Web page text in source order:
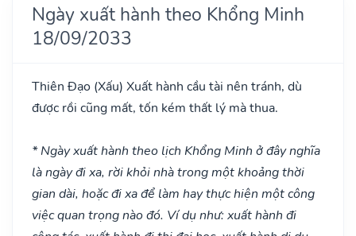
Ngày xuất hành theo Khổng Minh
18/09/2033
Thiên Đạo (Xấu) Xuất hành cầu tài nên tránh, dù
được rồi cũng mất, tốn kém thất lý mà thua.
* Ngày xuất hành theo lịch Khổng Minh ở đây nghĩa
là ngày đi xa, rời khỏi nhà trong một khoảng thời
gian dài, hoặc đi xa để làm hay thực hiện một công
việc quan trọng nào đó. Ví dụ như: xuất hành đi